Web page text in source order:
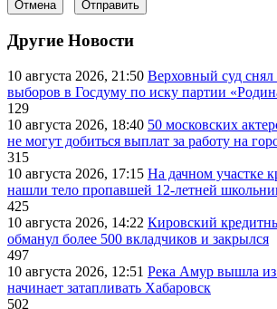
Отмена Отправить
Другие Новости
10 августа 2026, 21:50 Верховный суд снял
выборов в Госдуму по иску партии
129
10 августа 2026, 18:40 50 московских
не могут добиться выплат за работу на
315
10 августа 2026, 17:15 На дачном участке
нашли тело пропавшей 12-летней
425
10 августа 2026, 14:22 Кировский
обманул более 500 вкладчиков и закрылся
497
10 августа 2026, 12:51 Река Амур вышла из
начинает затапливать Хабаровск
502